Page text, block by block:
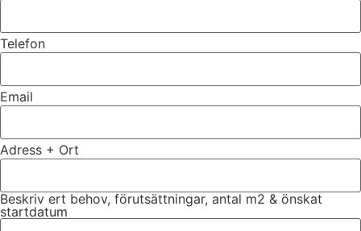
Telefon
Email
Adress + Ort
Beskriv ert behov, förutsättningar, antal m2 & önskat
startdatum